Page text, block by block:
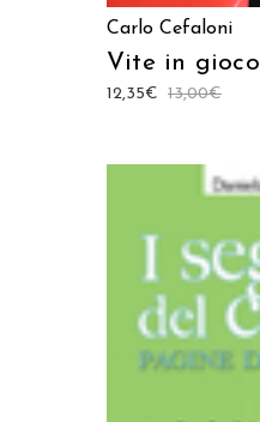
Carlo Cefaloni
Vite in gioco
13,00€
12,35€